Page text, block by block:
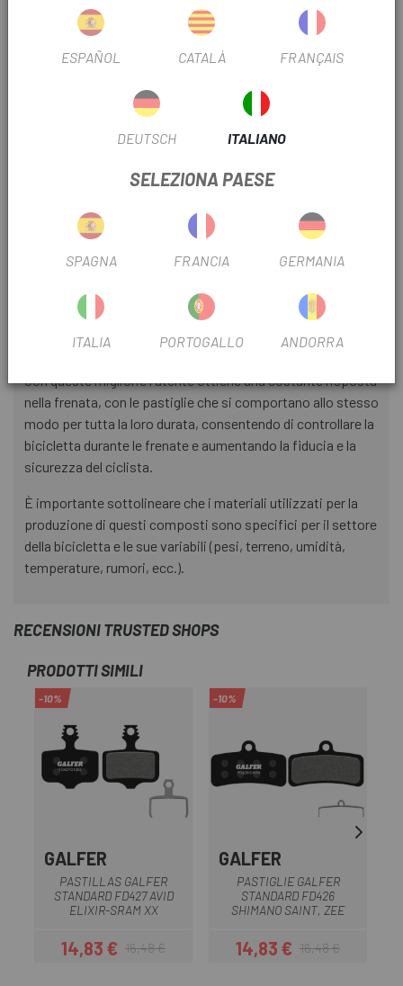
efficacia e durata. Ideale per tutte le situazioni e per utenti
di livello amatoriale.
Caratteristiche e vantaggi dei nuovi composti Galfer
. Minimizzazione delle vibrazioni nella parte ciclistica.
. Resistenza alle alte temperature.
. Aumento della durata.
Con queste migliorie l'utente ottiene una costante risposta
nella frenata, con le pastiglie che si comportano allo stesso
modo per tutta la loro durata, consentendo di controllare la
bicicletta durante le frenate e aumentando la fiducia e la
sicurezza del ciclista.
È importante sottolineare che i materiali utilizzati per la
produzione di questi composti sono specifici per il settore
della bicicletta e le sue variabili (pesi, terreno, umidità,
temperature, rumori, ecc.).
RECENSIONI TRUSTED SHOPS
PRODOTTI SIMILI
-10%
GALFER
PASTILLAS GALFER
STANDARD FD427 AVID
ELIXIR-SRAM XX
Prezzo
14,83 €Prezzo base
16,48 €
-10%
GALFER
PASTIGLIE GALFER
STANDARD FD426
SHIMANO SAINT, ZEE
Prezzo
14,83 €Prezzo base
16,48 €
ESPAÑOL CATALÀ FRANÇAIS
DEUTSCH ITALIANO
SELEZIONA PAESE
SPAGNA FRANCIA GERMANIA
ITALIA PORTOGALLO ANDORRA